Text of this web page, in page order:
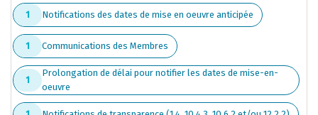
1 Notifications des dates de mise en oeuvre anticipée
1 Communications des Membres
1
Prolongation de délai pour notifier les dates de mise-en-
oeuvre